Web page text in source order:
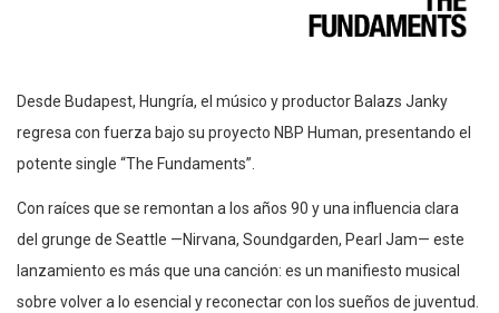
Desde Budapest, Hungría, el músico y productor Balazs Janky
regresa con fuerza bajo su proyecto NBP Human, presentando el
potente single “The Fundaments”.
Con raíces que se remontan a los años 90 y una influencia clara
del grunge de Seattle —Nirvana, Soundgarden, Pearl Jam— este
lanzamiento es más que una canción: es un manifiesto musical
sobre volver a lo esencial y reconectar con los sueños de juventud.